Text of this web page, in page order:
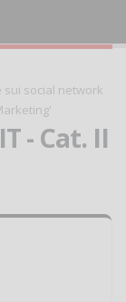
social network
- Cat. II